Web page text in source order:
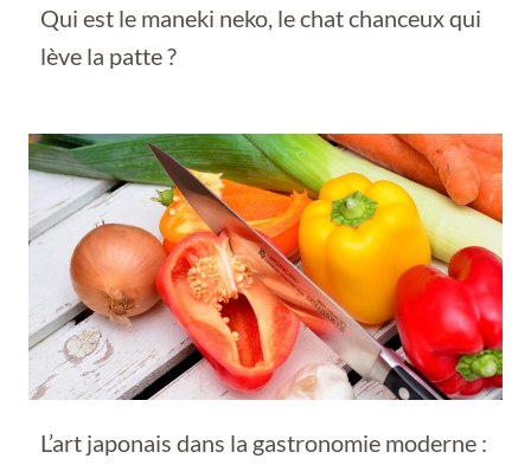
Qui est le maneki neko, le chat chanceux qui
lève la patte ?
L’art japonais dans la gastronomie moderne :